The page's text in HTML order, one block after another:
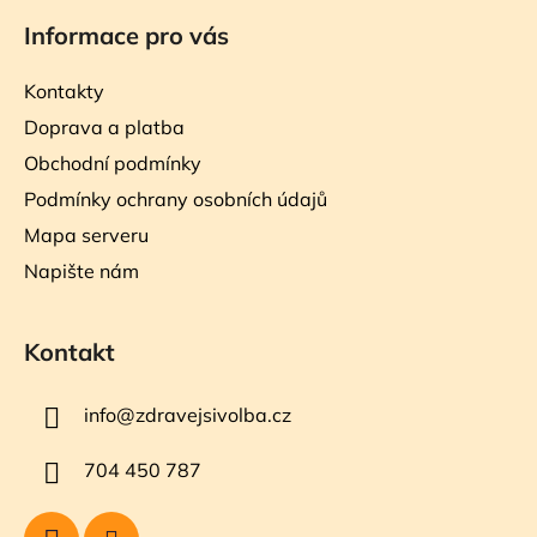
Informace pro vás
Kontakty
Doprava a platba
Obchodní podmínky
Podmínky ochrany osobních údajů
Mapa serveru
Napište nám
Kontakt
info@zdravejsivolba.cz
704 450 787